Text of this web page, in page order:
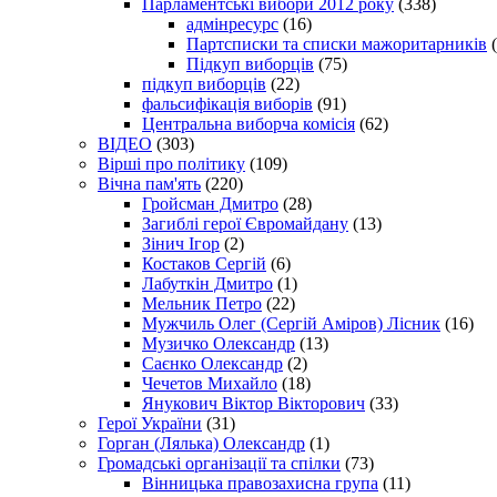
адмінресурс (16)
Партсписки та списки мажоритарників
Підкуп виборців (75)
підкуп виборців (22)
фальсифікація виборів (91)
Центральна виборча комісія (62)
ВІДЕО (303)
Вірші про політику (109)
Вічна пам'ять (220)
Гройсман Дмитро (28)
Загиблі герої Євромайдану (13)
Зінич Ігор (2)
Костаков Сергій (6)
Лабуткін Дмитро (1)
Мельник Петро (22)
Мужчиль Олег (Сергій Аміров) Лісник (16)
Музичко Олександр (13)
Саєнко Олександр (2)
Чечетов Михайло (18)
Янукович Віктор Вікторович (33)
Герої України (31)
Горган (Лялька) Олександр (1)
Громадські організації та спілки (73)
Вінницька правозахисна група (11)